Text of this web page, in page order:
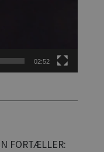
02:52
FORTÆLLER: